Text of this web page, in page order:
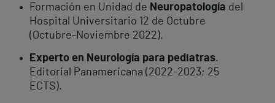
Formación en Unidad de Neuropatología del
Hospital Universitario 12 de Octubre
(Octubre-Noviembre 2022).
Experto en Neurología para pediatras.
Editorial Panamericana (2022-2023; 25
ECTS).